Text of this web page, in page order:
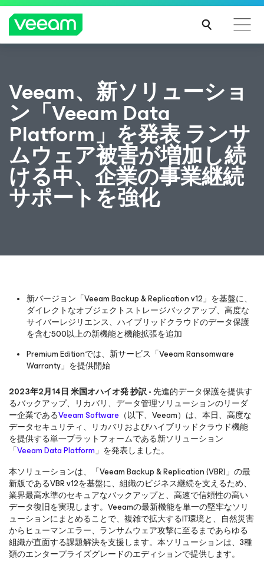
るお客様向けのVeeamのガイダンス
続き
を読
む
Veeam、新ソリューショ
ン「Veeam Data
Platform」を発表 ランサ
ムウェア被害が増加し続
ける中、企業の事業継続
サポートを強化
新バージョン「Veeam Backup & Replication v12」を基盤に、
ダイレクトなオブジェクトストレージバックアップ、高度な
サイバーレジリエンス、ハイブリッドクラウドのデータ保護
を含む500以上の新機能と機能拡張を追加
Premium Editionでは、新サービス「Veeam Ransomware
Warranty」を提供開始
2023年2月14日 米国オハイオ発 抄訳 -先進的データ保護を提供す
るバックアップ、リカバリ、データ管理ソリューションのリーダ
ー企業であるVeeam Software （以下、Veeam）は、本日、高度な
データセキュリティ、リカバリおよびハイブリッドクラウド機能
を提供する単一プラットフォームである新ソリューション
「Veeam Data Platform」を発表しました。
本ソリューションは、「Veeam Backup & Replication (VBR)」の最
新版であるVBR v12を基盤に、組織のビジネス継続を支えるため、
業界最高水準のセキュアなバックアップと、高速で信頼性の高い
データ復旧を実現します。Veeamの最新機能を単一の堅牢なソリ
ューションにまとめることで、複雑で拡大するIT環境と、自然災害
からヒューマンエラー、ランサムウェア攻撃に至るまであらゆる
組織が直面する課題解決を支援します。本ソリューションは、3種
類のエンタープライズグレードのエディションで提供します。